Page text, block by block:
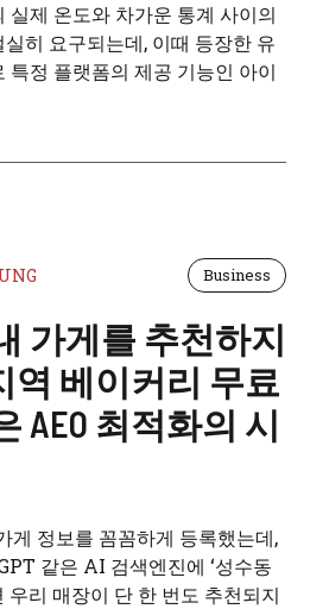
실제 온도와 차가운 통계 사이의
히 요구되는데, 이때 등장한 유
특정 플랫폼의 제공 기능인 아이
Business
가게를 추천하지
역 베이커리 무료
AEO 최적화의 시
게 정보를 꼼꼼하게 등록했는데,
같은 AI 검색엔진에 ‘성수동
우리 매장이 단 한 번도 추천되지